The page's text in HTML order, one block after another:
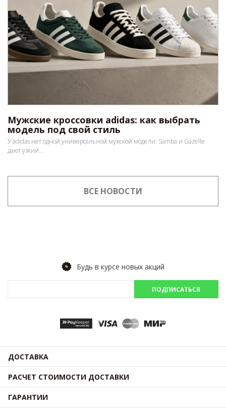
Мужские кроссовки adidas: как выбрать
модель под свой стиль
У adidas нет одной универсальной мужской модели: Samba и Gazelle
дают узкий...
ВСЕ НОВОСТИ
Будь в курсе новых акций
ПОДПИСАТЬСЯ
ДОСТАВКА
РАСЧЕТ СТОИМОСТИ ДОСТАВКИ
ГАРАНТИИ